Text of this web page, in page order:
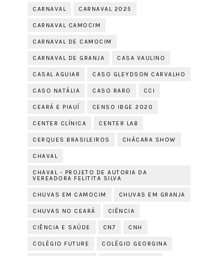
CARNAVAL CARNAVAL 2025
CARNAVAL CAMOCIM
CARNAVAL DE CAMOCIM
CARNAVAL DE GRANJA CASA VAULINO
CASAL AGUIAR CASO GLEYDSON CARVALHO
CASO NATÁLIA CASO RARO CCI
CEARÁ E PIAUÍ CENSO IBGE 2020
CENTER CLÍNICA CENTER LAB
CERQUES BRASILEIROS CHÁCARA SHOW
CHAVAL
CHAVAL - PROJETO DE AUTORIA DA
VEREADORA FELITITA SILVA
CHUVAS EM CAMOCIM CHUVAS EM GRANJA
CHUVAS NO CEARÁ CIÊNCIA
CIÊNCIA E SAÚDE CN7 CNH
COLÉGIO FUTURE COLÉGIO GEORGINA